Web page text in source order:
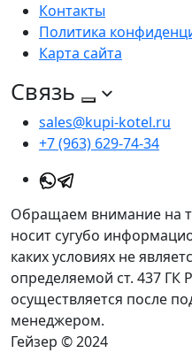
Контакты
Политика
Карта сайта
Связь
sales@kupi-kotel.ru
+7 (963) 629-74-34
Обращаем внимание на
носит сугубо
каких условиях не
определяемой ст. 437 ГК
осуществляется после
менеджером.
Гейзер © 2024